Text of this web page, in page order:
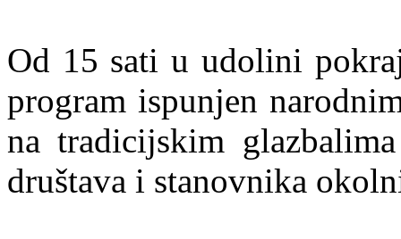
Od 15 sati u udolini
program ispunjen
na tradicijskim
društava i stanovnika